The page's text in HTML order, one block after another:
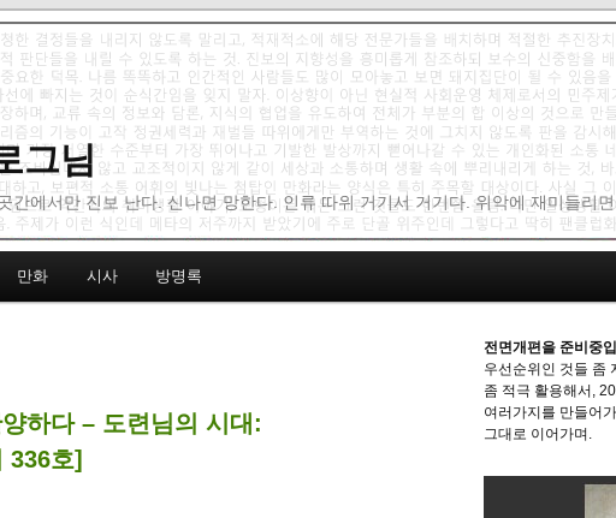
그님
에서만 진보 난다. 신나면 망한다. 인류 따위 거기서 거기다. 위악에 재미들리
만화 시사 방명록
하다 – 도련님의 시대:
336호]
전면개편을 준비중
우선순위인 것들 좀
좀 적극 활용해서,
여러가지를 만들어
그대로 이어가며.